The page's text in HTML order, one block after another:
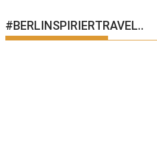
#BERLINSPIRIERTRAVEL..